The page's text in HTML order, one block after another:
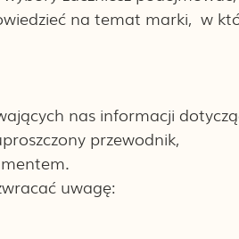
na temat marki,  w
nas informacji
przewodnik,
uwagę: